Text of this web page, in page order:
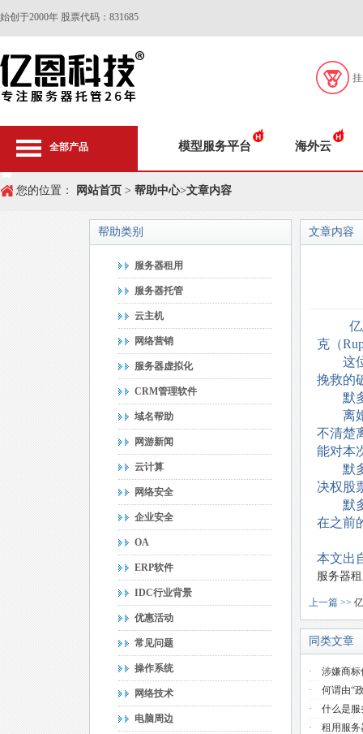
始创于2000年 股票代码：831685
全部产品 模型服务平台 海外云
您的位置： 网站首页 > 帮助中心>文章内容
帮助类别
服务器租用
服务器托管
云主机
网络营销
服务器虚拟化
CRM管理软件
域名帮助
网游新闻
云计算
网络安全
企业安全
OA
ERP软件
IDC行业背景
优惠活动
常见问题
操作系统
网络技术
电脑周边
文章内容
克（
这
挽救的
默
离
不清楚
能对本
默
决权股
默
在之前
本文出
服务器
上一篇 >>
同类文章
· 涉嫌商标
· 何谓由“
· 什么是服
· 租用服务